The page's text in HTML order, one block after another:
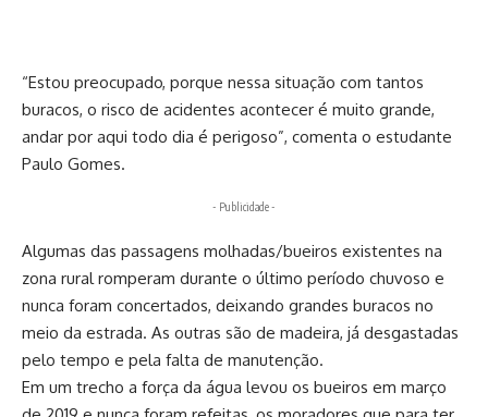
“Estou preocupado, porque nessa situação com tantos
buracos, o risco de acidentes acontecer é muito grande,
andar por aqui todo dia é perigoso”, comenta o estudante
Paulo Gomes.
- Publicidade -
Algumas das passagens molhadas/bueiros existentes na
zona rural romperam durante o último período chuvoso e
nunca foram concertados, deixando grandes buracos no
meio da estrada. As outras são de madeira, já desgastadas
pelo tempo e pela falta de manutenção.
Em um trecho a força da água levou os bueiros em março